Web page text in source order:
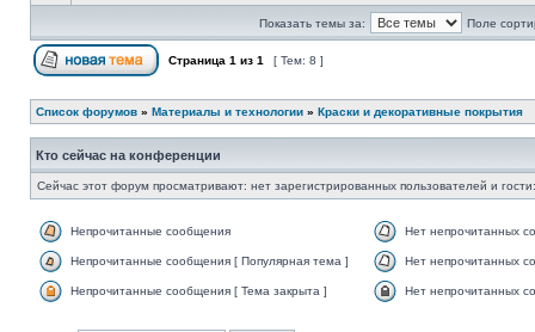
Показать темы за: Поле
Страница 1 из 1 [ Тем: 8 ]
Список форумов » Материалы и технологии » Краски и декоративные покрытия
Кто сейчас на конференции
Сейчас этот форум просматривают: нет зарегистрированных пользователей и
Непрочитанные сообщения Нет непрочитанных
Непрочитанные сообщения [ Популярная тема ] Нет непрочитанных
Непрочитанные сообщения [ Тема закрыта ] Нет непрочитанных